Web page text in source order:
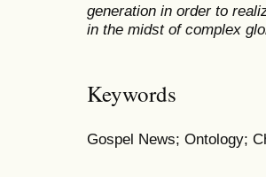
generation in order to
in the midst of complex
Keywords
Gospel News; Ontology;